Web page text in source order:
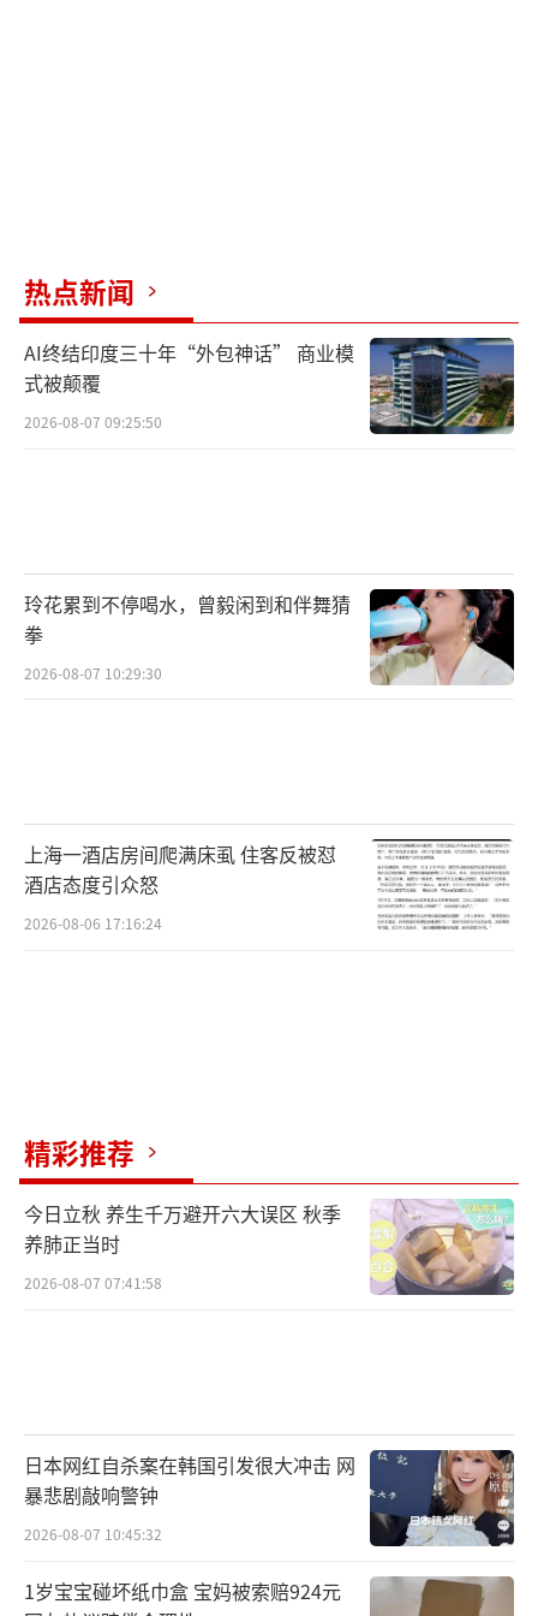
热点新闻
AI终结印度三十年“外包神话” 商业模
式被颠覆
2026-08-07 09:25:50
玲花累到不停喝水，曾毅闲到和伴舞猜
拳
2026-08-07 10:29:30
上海一酒店房间爬满床虱 住客反被怼
酒店态度引众怒
2026-08-06 17:16:24
精彩推荐
今日立秋 养生千万避开六大误区 秋季
养肺正当时
2026-08-07 07:41:58
日本网红自杀案在韩国引发很大冲击 网
暴悲剧敲响警钟
2026-08-07 10:45:32
1岁宝宝碰坏纸巾盒 宝妈被索赔924元